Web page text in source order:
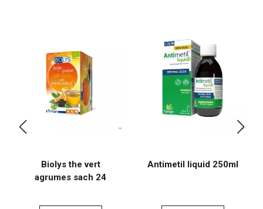
Biolys the vert
agrumes sach 24
Antimetil liquid 250ml